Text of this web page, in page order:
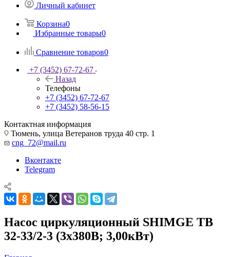
Личный кабинет
Корзина0
Избранные товары0
Сравнение товаров0
+7 (3452) 67-72-67
Назад
Телефоны
+7 (3452) 67-72-67
+7 (3452) 58-56-15
Контактная информация
Тюмень, улица Ветеранов труда 40 стр. 1
cng_72@mail.ru
Вконтакте
Telegram
Насос циркуляционный SHIMGE TB
32-33/2-3 (3х380В; 3,00кВт)